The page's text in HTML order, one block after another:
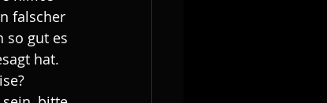
falscher
so gut es
hat.